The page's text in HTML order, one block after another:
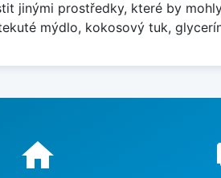
jinými prostředky, které by
mýdlo, kokosový tuk,
home